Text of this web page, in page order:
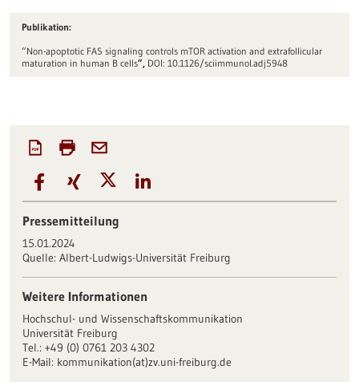
Publikation:
“Non-apoptotic FAS signaling controls mTOR activation and extrafollicular
maturation in human B cells”, DOI: 10.1126/sciimmunol.adj5948
Pressemitteilung
15.01.2024
Quelle: Albert-Ludwigs-Universität Freiburg
Weitere Informationen
Hochschul- und Wissenschaftskommunikation
Universität Freiburg
Tel.: +49 (0) 0761 203 4302
E-Mail: kommunikation(at)zv.uni-freiburg.de